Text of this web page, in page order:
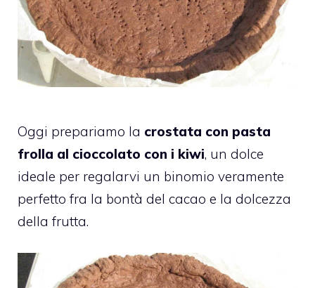
Oggi prepariamo la crostata con pasta
frolla al cioccolato con i kiwi, un dolce
ideale per regalarvi un binomio veramente
perfetto fra la bontà del cacao e la dolcezza
della frutta.